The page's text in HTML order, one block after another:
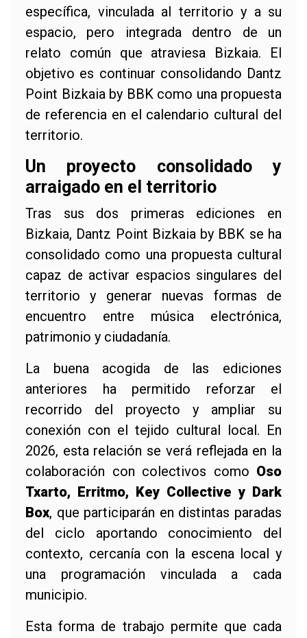
específica, vinculada al territorio y a su
espacio, pero integrada dentro de un
relato común que atraviesa Bizkaia. El
objetivo es continuar consolidando Dantz
Point Bizkaia by BBK como una propuesta
de referencia en el calendario cultural del
territorio.
Un proyecto consolidado y
arraigado en el territorio
Tras sus dos primeras ediciones en
Bizkaia, Dantz Point Bizkaia by BBK se ha
consolidado como una propuesta cultural
capaz de activar espacios singulares del
territorio y generar nuevas formas de
encuentro entre música electrónica,
patrimonio y ciudadanía.
La buena acogida de las ediciones
anteriores ha permitido reforzar el
recorrido del proyecto y ampliar su
conexión con el tejido cultural local. En
2026, esta relación se verá reflejada en la
colaboración con colectivos como Oso
Txarto, Erritmo, Key Collective y Dark
Box, que participarán en distintas paradas
del ciclo aportando conocimiento del
contexto, cercanía con la escena local y
una programación vinculada a cada
municipio.
Esta forma de trabajo permite que cada